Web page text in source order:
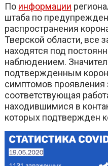
По информации
штаба по
распространения
Тверской области, все
находятся под
наблюдением.
подтвержденным
симптомов проявления
соответствующая
находившимися в
которых подтвержден